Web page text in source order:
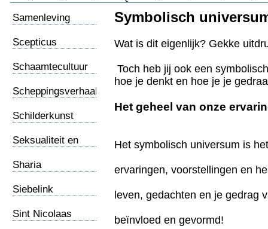
Samenleving
Scepticus
Schaamtecultuur
Scheppingsverhaal
Schilderkunst
Seksualiteit en
Sharia
Siebelink
Sint Nicolaas
Symbolisch
Wat is dit eigenlijk? Gekke
Toch heb jij ook een
hoe je denkt en hoe je je
Het geheel van onze
Het symbolisch universum is
ervaringen, voorstellingen en
leven, gedachten en je gedrag
beïnvloed en gevormd!